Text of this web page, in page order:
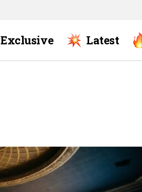
Exclusive Latest